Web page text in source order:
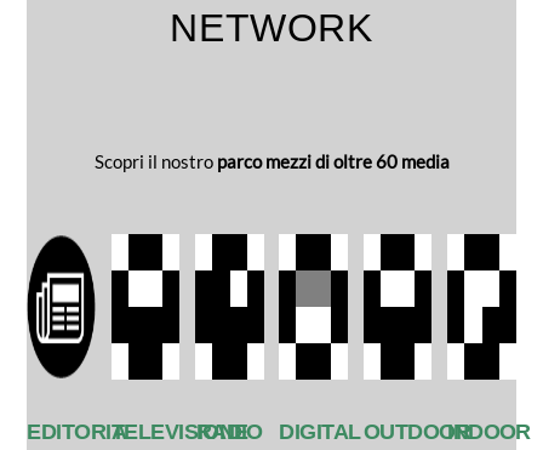
NETWORK
Scopri il nostro parco mezzi di oltre 60 media
EDITORIATELEVISIONE
RADIO
DIGITALOUTDOORINDOOR